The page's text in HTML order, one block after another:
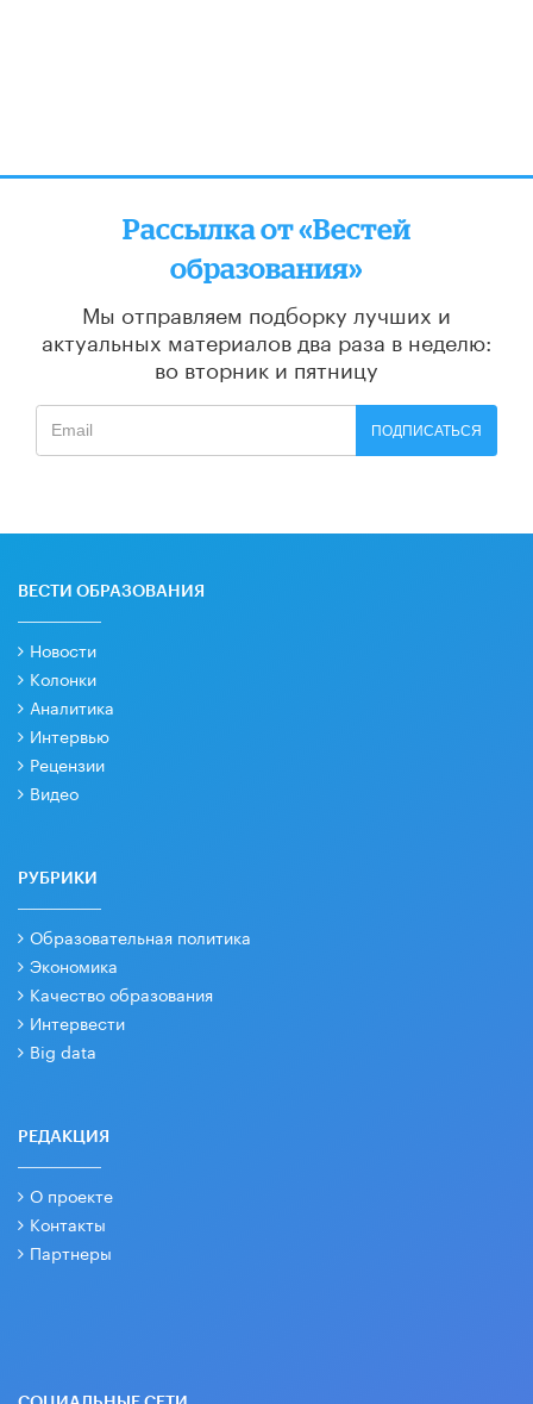
Рассылка от «Вестей
образования»
Мы отправляем подборку лучших и
актуальных материалов два раза в неделю:
во вторник и пятницу
ПОДПИСАТЬСЯ
ВЕСТИ ОБРАЗОВАНИЯ
Новости
Колонки
Аналитика
Интервью
Рецензии
Видео
РУБРИКИ
Образовательная политика
Экономика
Качество образования
Интервести
Big data
РЕДАКЦИЯ
О проекте
Контакты
Партнеры